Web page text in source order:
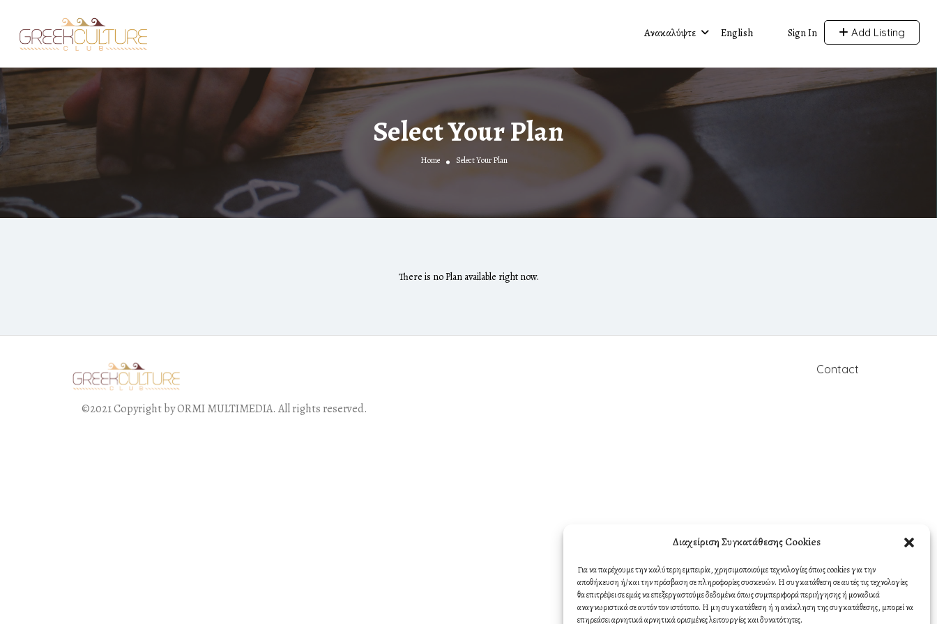
Διαχείριση Συγκατάθεσης Cookies
Για να παρέχουμε την καλύτερη εμπειρία, χρησιμοποιούμε τεχνολογίες όπως cookies για την
αποθήκευση ή/και την πρόσβαση σε πληροφορίες συσκευών. Η συγκατάθεση σε αυτές τις τεχνολογίες
θα επιτρέψει σε εμάς να επεξεργαστούμε δεδομένα όπως συμπεριφορά περιήγησης ή μοναδικά
αναγνωριστικά σε αυτόν τον ιστότοπο. Η μη συγκατάθεση ή η ανάκληση της συγκατάθεσης, μπορεί να
επηρεάσει αρνητικά αρνητικά ορισμένες λειτουργίες και δυνατότητες.
Sign In Add Listing
Ανακαλύψτε English
Select Your Plan
Home Select Your Plan
There is no Plan available right now.
©2021 Copyright by ORMI MULTIMEDIA. All rights reserved.
Contact